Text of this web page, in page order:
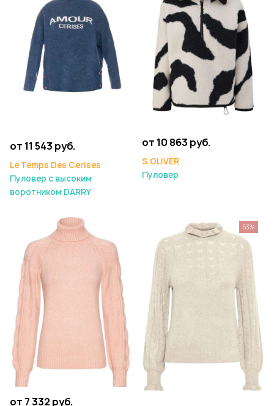
от 11 543 руб.
Le Temps Des Cerises
Пуловер с высоким
воротником DARRY
от 10 863 руб.
S.OLIVER
Пуловер
от 7 332 руб.
53%